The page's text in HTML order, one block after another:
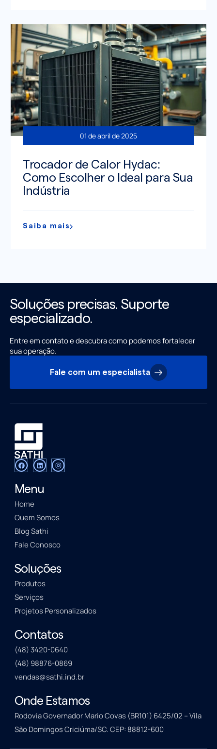
01 de abril de 2025
Trocador de Calor Hydac:
Como Escolher o Ideal para Sua
Indústria
Saiba mais
Soluções precisas. Suporte
especializado.
Entre em contato e descubra como podemos fortalecer
sua operação.
Fale com um especialista
Menu
Home
Quem Somos
Blog Sathi
Fale Conosco
Soluções
Produtos
Serviços
Projetos Personalizados
Contatos
(48) 3420-0640
(48) 98876-0869
vendas@sathi.ind.br
Onde Estamos
Rodovia Governador Mario Covas (BR101) 6425/02 – Vila
São Domingos Criciúma/SC. CEP: 88812-600